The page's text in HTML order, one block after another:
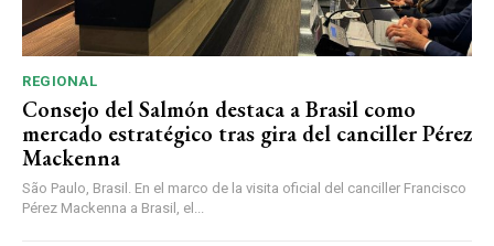
REGIONAL
Consejo del Salmón destaca a Brasil como
mercado estratégico tras gira del canciller Pérez
Mackenna
São Paulo, Brasil. En el marco de la visita oficial del canciller Francisco
Pérez Mackenna a Brasil, el...